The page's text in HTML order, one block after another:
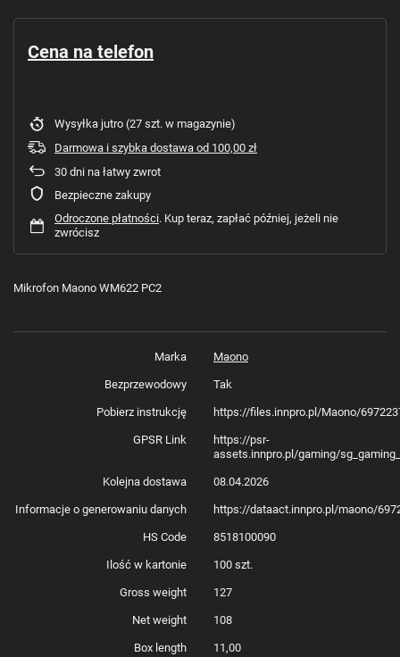
Cena na telefon
Wysyłka jutro (27 szt. w magazynie)
Darmowa i szybka dostawa od 100,00 zł
30 dni na łatwy zwrot
Bezpieczne zakupy
Odroczone płatności. Kup teraz, zapłać później, jeżeli nie
zwrócisz
Mikrofon Maono WM622 PC2
Marka Maono
Bezprzewodowy Tak
Pobierz instrukcję https://files.innpro.pl/Maono/
GPSR Link
https://psr-
assets.innpro.pl/gaming/
Kolejna dostawa 08.04.2026
Informacje o generowaniu danych https://dataact.innpro.pl/maono/
HS Code 8518100090
Ilość w kartonie 100 szt.
Gross weight 127
Net weight 108
Box length 11,00